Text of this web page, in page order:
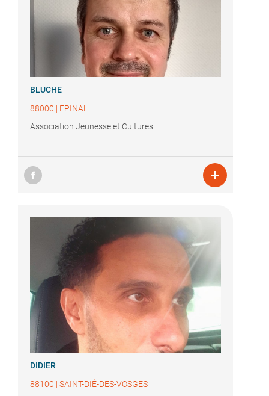
BLUCHE
88000 | EPINAL
Association Jeunesse et Cultures

DIDIER
88100 | SAINT-DIÉ-DES-VOSGES